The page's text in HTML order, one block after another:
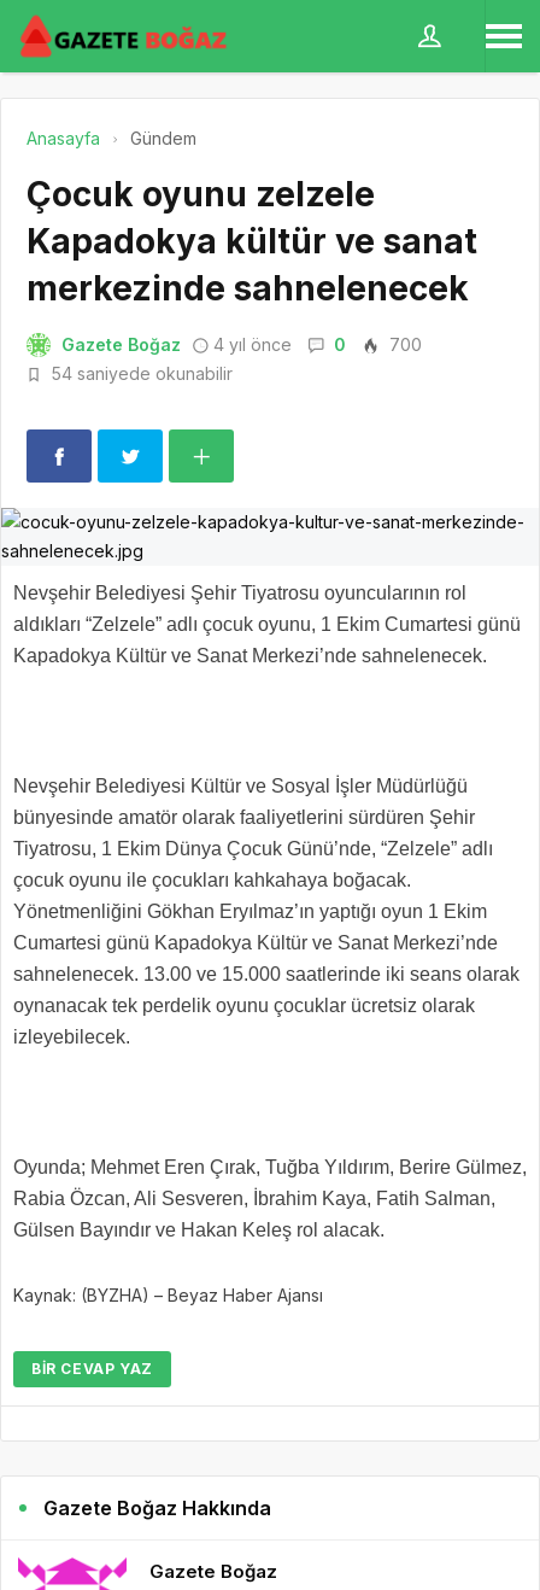
Anasayfa Gündem
Çocuk oyunu zelzele
Kapadokya kültür ve sanat
merkezinde sahnelenecek
Gazete Boğaz 4 yıl önce 0
700
54 saniyede okunabilir
Nevşehir Belediyesi Şehir Tiyatrosu oyuncularının rol
aldıkları “Zelzele” adlı çocuk oyunu, 1 Ekim Cumartesi günü
Kapadokya Kültür ve Sanat Merkezi’nde sahnelenecek.
Nevşehir Belediyesi Kültür ve Sosyal İşler Müdürlüğü
bünyesinde amatör olarak faaliyetlerini sürdüren Şehir
Tiyatrosu, 1 Ekim Dünya Çocuk Günü’nde, “Zelzele” adlı
çocuk oyunu ile çocukları kahkahaya boğacak.
Yönetmenliğini Gökhan Eryılmaz’ın yaptığı oyun 1 Ekim
Cumartesi günü Kapadokya Kültür ve Sanat Merkezi’nde
sahnelenecek. 13.00 ve 15.000 saatlerinde iki seans olarak
oynanacak tek perdelik oyunu çocuklar ücretsiz olarak
izleyebilecek.
Oyunda; Mehmet Eren Çırak, Tuğba Yıldırım, Berire Gülmez,
Rabia Özcan, Ali Sesveren, İbrahim Kaya, Fatih Salman,
Gülsen Bayındır ve Hakan Keleş rol alacak.
Kaynak: (BYZHA) – Beyaz Haber Ajansı
BIR CEVAP YAZ
Gazete Boğaz Hakkında
Gazete Boğaz